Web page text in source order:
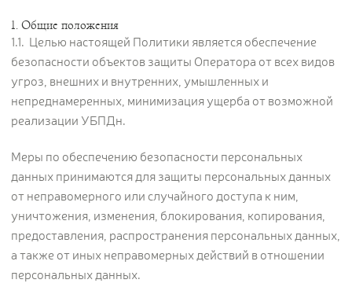
1. Общие положения
1.1. Целью настоящей Политики является обеспечение
безопасности объектов защиты Оператора от всех видов
угроз, внешних и внутренних, умышленных и
непреднамеренных, минимизация ущерба от возможной
реализации УБПДн.
Меры по обеспечению безопасности персональных
данных принимаются для защиты персональных данных
от неправомерного или случайного доступа к ним,
уничтожения, изменения, блокирования, копирования,
предоставления, распространения персональных данных,
а также от иных неправомерных действий в отношении
персональных данных.